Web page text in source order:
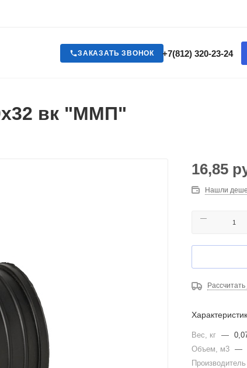
+7(812) 320-23-24
ЗАКАЗАТЬ ЗВОНОК
вк "ММП"
16,85
Нашли
Рассчитать
Вес, кг —
Объем, м3 —
Производитель